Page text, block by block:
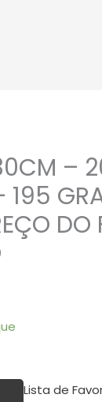
–
195
DO
Lista de